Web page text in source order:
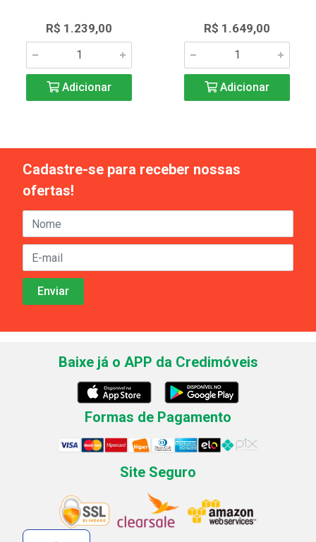
R$ 1.239,00
Adicionar
R$ 1.649,00
Adicionar
Cadastre-se para receber nossas
ofertas!
Baixe já o APP da Credimóveis
Formas de Pagamento
Site Seguro